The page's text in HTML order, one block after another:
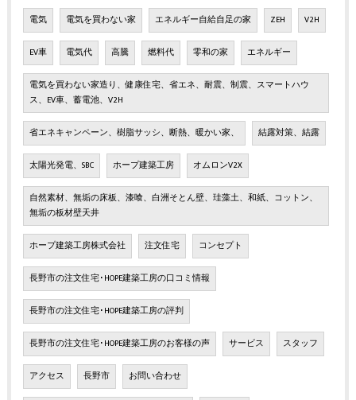
電気 電気を買わない家 エネルギー自給自足の家 ZEH V2H
EV車 電気代 高騰 燃料代 零和の家 エネルギー
電気を買わない家造り、健康住宅、省エネ、耐震、制震、スマートハウ
ス、EV車、蓄電池、V2H
省エネキャンペーン、樹脂サッシ、断熱、暖かい家、 結露対策、結露
太陽光発電、SBC ホープ建築工房 オムロンV2X
自然素材、無垢の床板、漆喰、白洲そとん壁、珪藻土、和紙、コットン、
無垢の板材壁天井
ホープ建築工房株式会社 注文住宅 コンセプト
長野市の注文住宅･HOPE建築工房の口コミ情報
長野市の注文住宅･HOPE建築工房の評判
長野市の注文住宅･HOPE建築工房のお客様の声 サービス スタッフ
アクセス 長野市 お問い合わせ